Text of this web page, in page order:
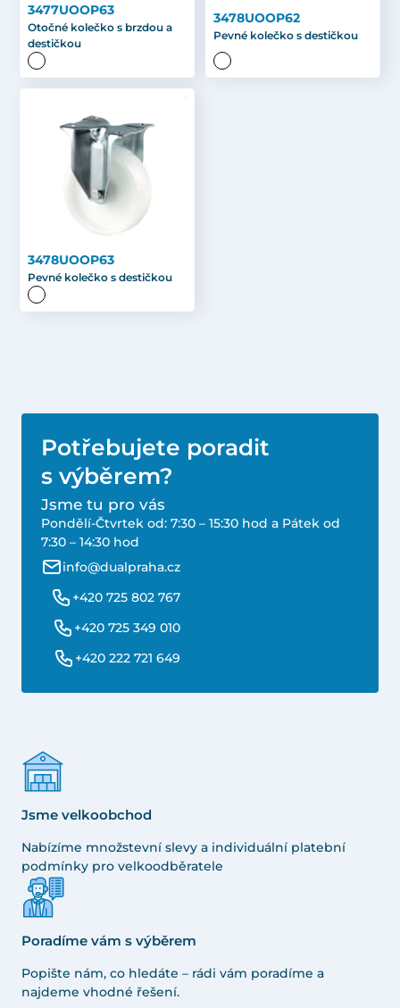
3477UOOP63
Otočné kolečko s brzdou a
destičkou
3478UOOP62
Pevné kolečko s destičkou
3478UOOP63
Pevné kolečko s destičkou
Potřebujete poradit
s výběrem?
Jsme tu pro vás
Pondělí-Čtvrtek od: 7:30 – 15:30 hod a Pátek od
7:30 – 14:30 hod
info@dualpraha.cz
+420 725 802 767
+420 725 349 010
+420 222 721 649
Jsme velkoobchod
Nabízíme množstevní slevy a individuální platební
podmínky pro velkoodběratele
Poradíme vám s výběrem
Popište nám, co hledáte – rádi vám poradíme a
najdeme vhodné řešení.